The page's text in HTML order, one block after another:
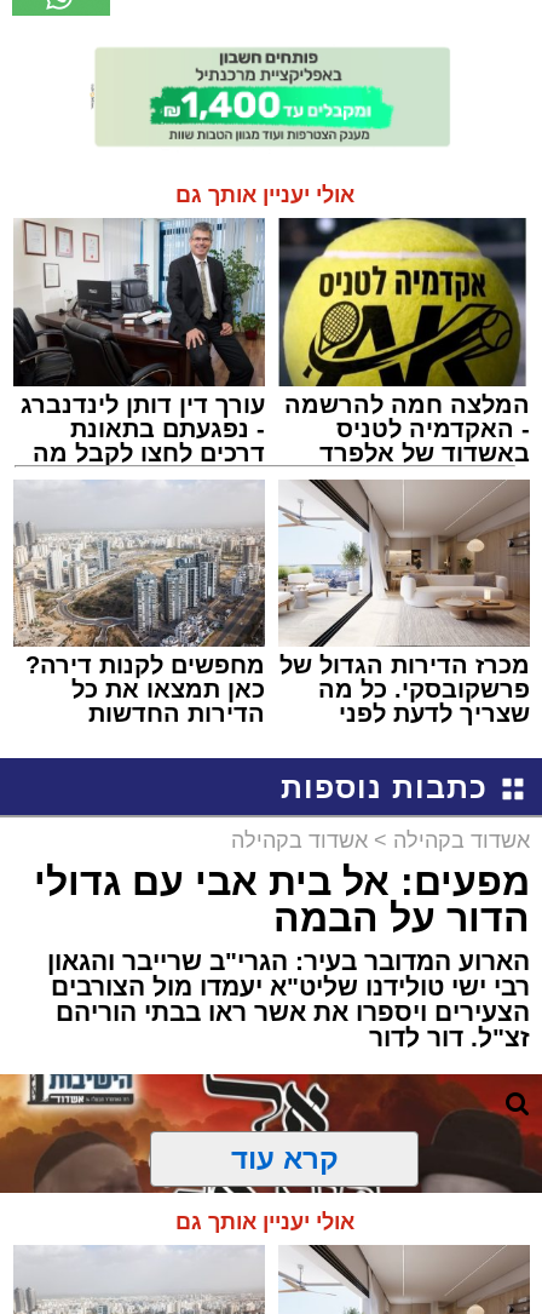
אולי יעניין אותך גם
המלצה חמה להרשמה
- האקדמיה לטניס
באשדוד של אלפרד
קריאולנסקי - לילדים
עורך דין דותן לינדנברג
- נפגעתם בתאונת
דרכים לחצו לקבל מה
שמגיע לכם
מכרז הדירות הגדול של
פרשקובסקי. כל מה
שצריך לדעת לפני
באשדוד
מחפשים לקנות דירה?
כאן תמצאו את כל
הדירות החדשות
כתבות נוספות
אשדוד בקהילה > אשדוד בקהילה
מפעים: אל בית אבי עם גדולי
הדור על הבמה
הארוע המדובר בעיר: הגרי"ב שרייבר והגאון
רבי ישי טולידנו שליט"א יעמדו מול הצורבים
הצעירים ויספרו את אשר ראו בבתי הוריהם
זצ"ל. דור לדור
קרא עוד
אולי יעניין אותך גם